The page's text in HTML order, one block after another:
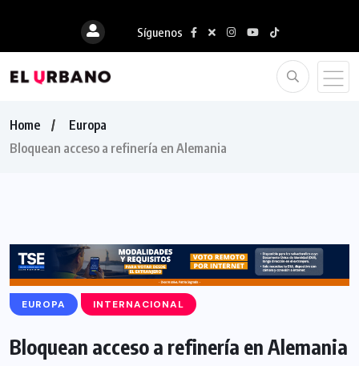
Síguenos
Home
Europa
Bloquean acceso a refinería en Alemania
EUROPA INTERNACIONAL
Bloquean acceso a refinería en Alemania